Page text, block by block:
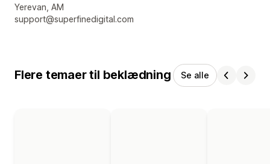
Se kontaktoplysninger
Yerevan, AM
support@superfinedigital.com
Flere temaer til beklædning Se alle